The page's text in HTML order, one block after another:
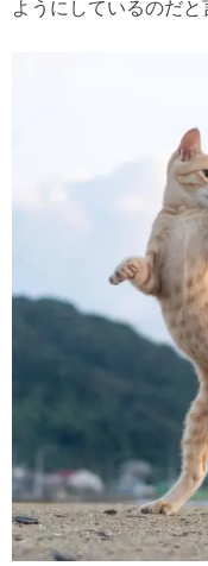
ようにしているのだと